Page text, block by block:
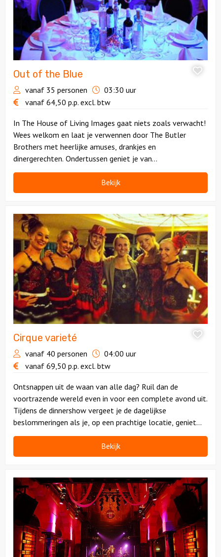
Out of the Blue
vanaf 35 personen
03:30 uur
vanaf 64,50 p.p. excl. btw
In The House of Living Images gaat niets zoals verwacht!
Wees welkom en laat je verwennen door The Butler
Brothers met heerlijke amuses, drankjes en
dinergerechten. Ondertussen geniet je van
verbazingwekkend goed entertainment. Onvergetelijk!
Bekijk
Bekijk
Cirque
varieté
Cirque varieté
vanaf 40 personen
04:00 uur
vanaf 69,50 p.p. excl. btw
Ontsnappen uit de waan van alle dag? Ruil dan de
voortrazende wereld even in voor een complete avond uit.
Tijdens de dinnershow vergeet je de dagelijkse
beslommeringen als je, op een prachtige locatie, geniet
van een verrassend meergangen-diner dat jouw
smaakpapillen doet (mee)dansen!
Bekijk
Dinnershow